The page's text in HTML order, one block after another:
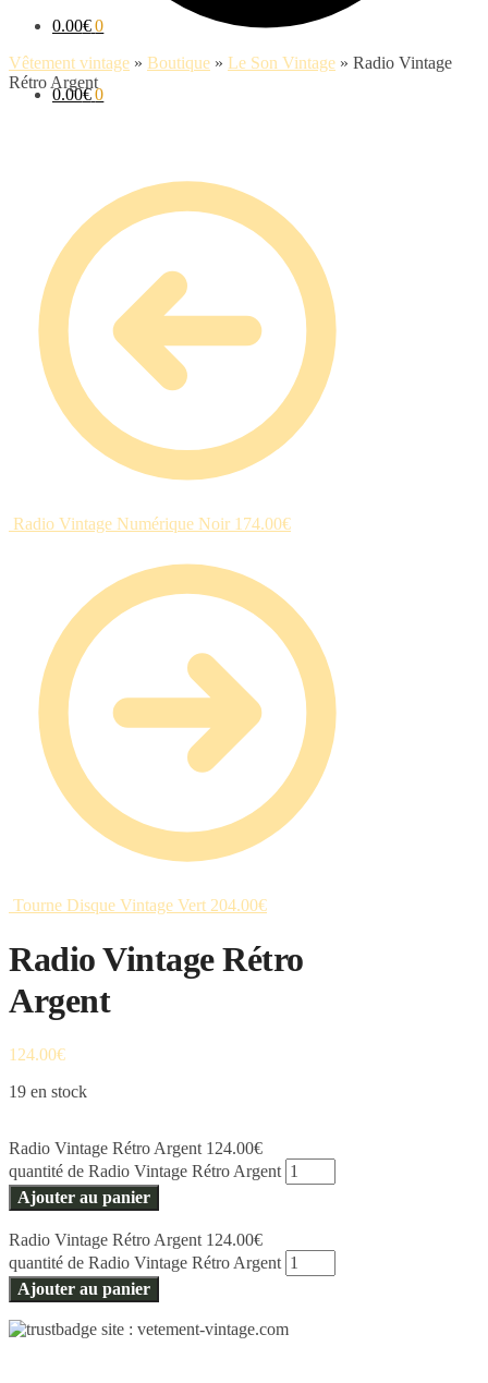
0.00€ 0
0.00€ 0
Vêtement vintage » Boutique » Le Son Vintage » Radio Vintage
Rétro Argent
Radio Vintage Numérique Noir 174.00€
Tourne Disque Vintage Vert 204.00€
Radio Vintage Rétro
Argent
124.00€
19 en stock
Radio Vintage Rétro Argent 124.00€
quantité de Radio Vintage Rétro Argent
Ajouter au panier
Radio Vintage Rétro Argent 124.00€
quantité de Radio Vintage Rétro Argent
Ajouter au panier